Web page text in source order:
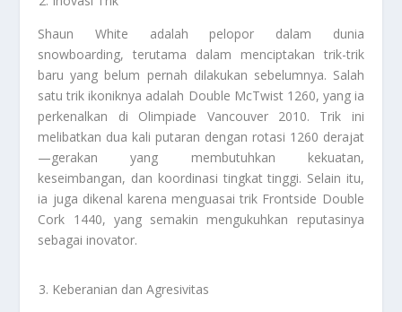
Shaun White adalah pelopor dalam dunia
snowboarding, terutama dalam menciptakan trik-trik
baru yang belum pernah dilakukan sebelumnya. Salah
satu trik ikoniknya adalah Double McTwist 1260, yang ia
perkenalkan di Olimpiade Vancouver 2010. Trik ini
melibatkan dua kali putaran dengan rotasi 1260 derajat
—gerakan yang membutuhkan kekuatan,
keseimbangan, dan koordinasi tingkat tinggi. Selain itu,
ia juga dikenal karena menguasai trik Frontside Double
Cork 1440, yang semakin mengukuhkan reputasinya
sebagai inovator.
Keberanian dan Agresivitas